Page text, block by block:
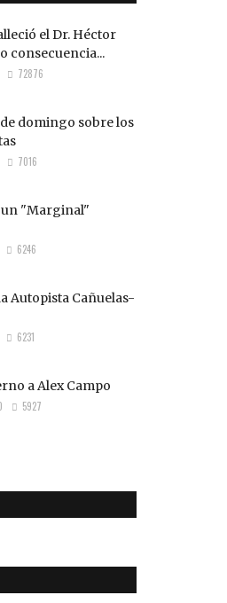
el Dr. Héctor
consecuencia...
72876
domingo sobre los
7016
un "Marginal"
6246
Autopista Cañuelas-
6231
a Alex Campo
5927